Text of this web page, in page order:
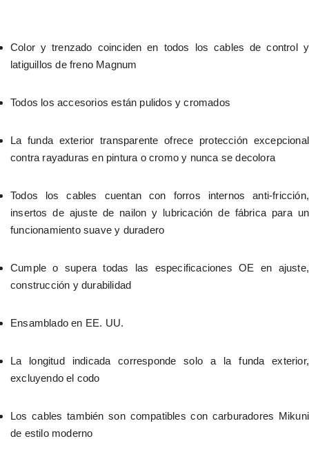
Color y trenzado coinciden en todos los cables de control y
latiguillos de freno Magnum
Todos los accesorios están pulidos y cromados
La funda exterior transparente ofrece protección excepcional
contra rayaduras en pintura o cromo y nunca se decolora
Todos los cables cuentan con forros internos anti-fricción,
insertos de ajuste de nailon y lubricación de fábrica para un
funcionamiento suave y duradero
Cumple o supera todas las especificaciones OE en ajuste,
construcción y durabilidad
Ensamblado en EE. UU.
La longitud indicada corresponde solo a la funda exterior,
excluyendo el codo
Los cables también son compatibles con carburadores Mikuni
de estilo moderno